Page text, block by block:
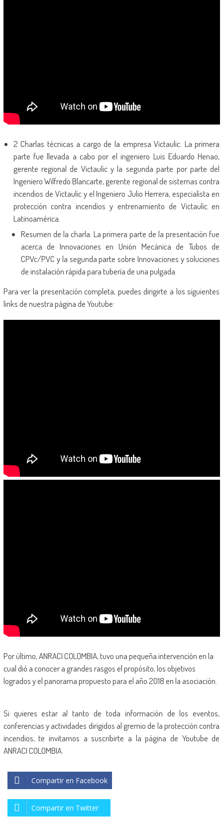
2 Charlas técnicas a cargo de la empresa Victaulic. La primera
parte fue llevada a cabo por el ingeniero Luis Eduardo Henao,
gerente regional de Victaulic y la segunda parte por parte del
Ingeniero Wilfredo Blancarte, gerente regional de sistemas contra
incendios de Victaulic y el Ingeniero Julio Herrera, especialista en
protección contra incendios y entrenamiento de Victaulic en
Latinoamérica.
Resumen de la charla: La primera parte de la presentación fue
acerca de Innovaciones en Unión Mecánica de Tubos de
CPVc/PVC y la segunda parte sobre Innovaciones y soluciones
de instalación rápida para tubería de una pulgada.
Para ver la presentación completa, puedes dirigirte a los siguientes
links de nuestra página de Youtube:
Por último, ANRACI COLOMBIA, tuvo una pequeña intervención en la
cual dió a conocer a grandes rasgos el propósito, los objetivos
logrados y el panorama propuesto para el año 2018 en la asociación.
Si quieres estar al tanto de toda información de los eventos,
conferencias y actividades dirigidos al gremio de la protección contra
incendios, te invitamos a suscribirte a la página de Youtube de
ANRACI COLOMBIA.
Compartir en Facebook
Compartir en Twitter